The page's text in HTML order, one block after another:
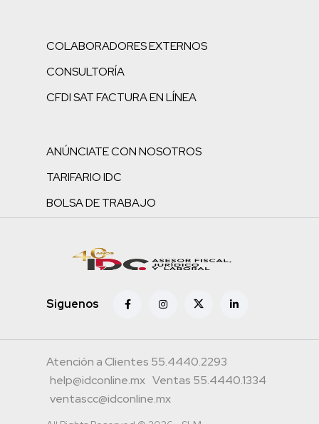
COLABORADORES EXTERNOS
CONSULTORÍA
CFDI SAT FACTURA EN LÍNEA
ANÚNCIATE CON NOSOTROS
TARIFARIO IDC
BOLSA DE TRABAJO
Siguenos
Atención a Clientes 55.4440.2293
help@idconline.mx Ventas 55.4440.1334
ventascc@idconline.mx